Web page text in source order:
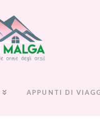
APPUNTI DI